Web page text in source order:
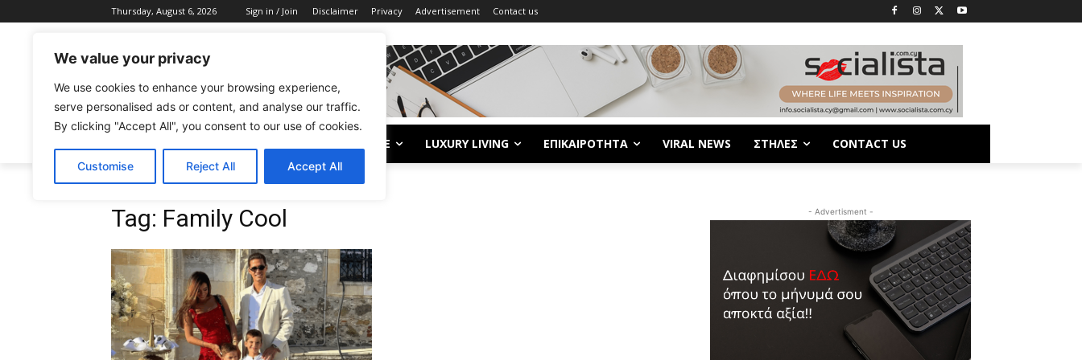
We value your privacy
We use cookies to enhance your browsing experience,
serve personalised ads or content, and analyse our traffic.
By clicking "Accept All", you consent to our use of cookies.
Customise Reject All Accept All
Thursday, August 6, 2026 Sign in / Join Disclaimer Privacy Advertisement Contact us
LIFE LUXURY LIVING ΕΠΙΚΑΙΡΟΤΗΤΑ VIRAL NEWS ΣΤΗΛΕΣ CONTACT US
Tags Family Cool
Tag: Family Cool - Advertisment -